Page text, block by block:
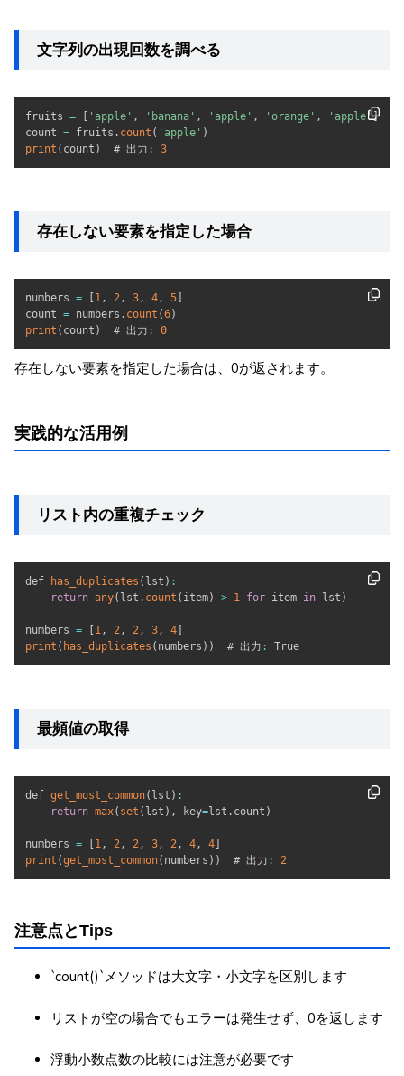
文字列の出現回数を調べる
fruits = 'apple' , 'banana' , 'apple' , 'orange' , 'apple']
count = fruits . count ( 'apple' )
print ( count )
  # 出力
: 3
存在しない要素を指定した場合
numbers = 1, 2, 3, 4, 5
count = numbers . count (6)
print ( count )
  # 出力
: 0
存在しない要素を指定した場合は、0が返されます。
実践的な活用例
リスト内の重複チェック
def has_duplicates ( lst ) :
return any( lst . count ( item) > 1 for item in lst )
numbers = 1, 2, 2, 3, 4
print ( has_duplicates ( numbers ) )
  # 出力
: True
最頻値の取得
def get_most_common( lst ) :
return max( set ( lst ) , key=lst . count )
numbers = 1, 2, 2, 3, 2, 4, 4
print (get_most_common( numbers ) )
  # 出力
: 2
注意点とTips
`count()`メソッドは大文字・小文字を区別します
リストが空の場合でもエラーは発生せず、0を返します
浮動小数点数の比較には注意が必要です